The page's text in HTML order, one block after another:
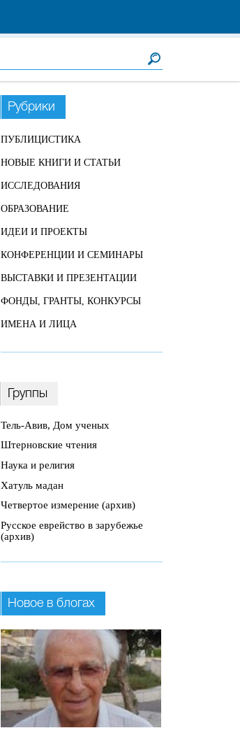
Рубрики
ПУБЛИЦИСТИКА
НОВЫЕ КНИГИ И СТАТЬИ
ИССЛЕДОВАНИЯ
ОБРАЗОВАНИЕ
ИДЕИ И ПРОЕКТЫ
КОНФЕРЕНЦИИ И СЕМИНАРЫ
ВЫСТАВКИ И ПРЕЗЕНТАЦИИ
ФОНДЫ, ГРАНТЫ, КОНКУРСЫ
ИМЕНА И ЛИЦА
Группы
Тель-Авив, Дом ученых
Штерновские чтения
Наука и религия
Хатуль мадан
Четвертое измерение (архив)
Русское еврейство в зарубежье
(архив)
Новое в блогах